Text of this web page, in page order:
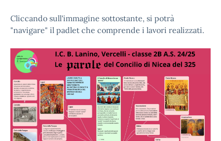
Cliccando sull'immagine sottostante, si potrà
"navigare" il padlet che comprende i lavori realizzati.